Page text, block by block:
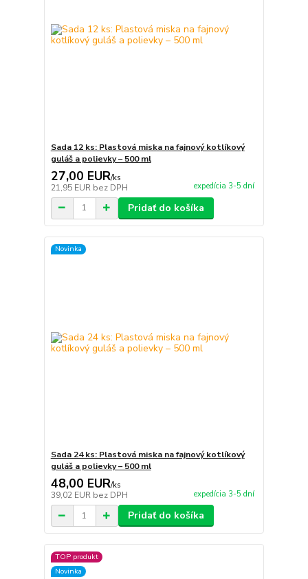
Sada 12 ks: Plastová miska na fajnový kotlíkový
guláš a polievky – 500 ml
27,00 EUR/ks
21,95 EUR bez DPH expedícia 3-5 dní
Pridať do košíka
Novinka
Sada 24 ks: Plastová miska na fajnový kotlíkový
guláš a polievky – 500 ml
48,00 EUR/ks
39,02 EUR bez DPH expedícia 3-5 dní
Pridať do košíka
TOP produkt
Novinka